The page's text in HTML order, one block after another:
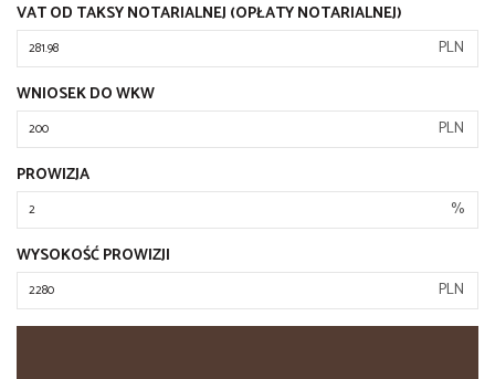
VAT OD TAKSY NOTARIALNEJ (OPŁATY NOTARIALNEJ)
PLN
WNIOSEK DO WKW
PLN
PROWIZJA
%
WYSOKOŚĆ PROWIZJI
PLN